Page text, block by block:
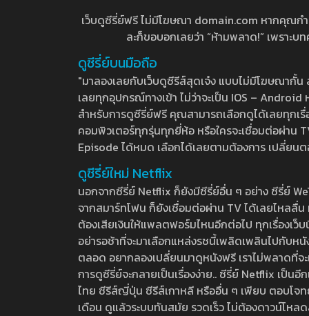
เว็บดูซีรี่ย์ฟรี ไม่มีโฆษณา domain.com หากคุณก
ละก็ขอบอกเลยว่า “ห้ามพลาด!” เพราะ
ดูซีรี่ย์บนมือถือ
"มาลองเลยกับเว็บดูซีรีส์สุดเจ๋ง แบบไม่มีโฆษณากั้
เลยทุกอุปกรณ์ทางเข้า ไม่ว่าจะเป็น IOS –
สำหรับการดูซีรี่ย์ฟรี คุณสามารถเลือกดูได้เลยทุกเ
คอมพิวเตอร์ทุกรุ่นทุกยี่ห้อ หรือใครจะเชื่อมต่อผ่าน
Episode ได้หมด เลือกได้เลยตามต้องการ เปลี่ยน
ดูซีรี่ย์ใหม่ Netflix
นอกจากซีรี่ย์ Netflix ก็ยังมีซีรี่ย์อื่น ๆ อย่าง ซีรี่ย์
จากสมาร์ทโฟน ก็ยังเชื่อมต่อผ่าน TV ได้เลยไหลลื่
ต้องเสียเงินให้แพลตฟอร์มไหนอีกต่อไป ทุกเรื่องเว็
อย่ารอช้าที่จะมาเลือกแหล่งรชนี้เพลิดเพลินไปกับห
ตลอด อยากลองเปลี่ยนมาดูหนังฟรี เราไม่พลาดที่
การดูซีรี่ย์จะกลายเป็นเรื่องง่าย.. ซีรี่ย์ Netflix เป็น
ไทย ซีรีส์ญี่ปุ่น ซีรีส์เกาหลี หรืออื่น ๆ เพียบ ตอบโจท
เดือน ดูแล้วระบบทันสมัย รวดเร็ว ไม่ต้องดาวน์โห